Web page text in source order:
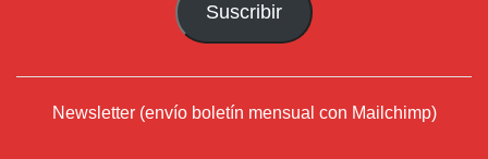
Suscribir
Newsletter (envío boletín mensual con Mailchimp)